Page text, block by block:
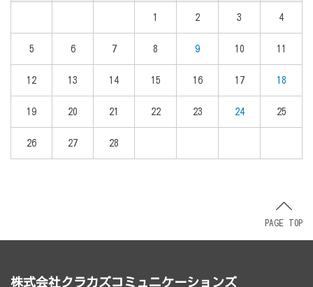
1 2 3 4
5 6 7 8 9 10 11
12 13 14 15 16 17 18
19 20 21 22 23 24 25
26 27 28
PAGE TOP
株式会社クラカズコミュニケーションズ